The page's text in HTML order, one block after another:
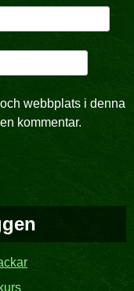
webbplats i denna
kommentar.